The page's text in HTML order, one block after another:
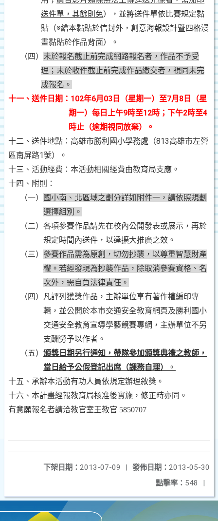
送件單，其餘則免），並將送件單依比賽規定黏
貼（※繪本黏貼於信封外，創意海報設計暨四格漫
畫黏貼於作品背面）。
（四） 未於報名截止前完成網路報名者，作品不予受
理；未於收件截止前完成作品繳交者，視同未完
成報名。
十一、送件日期：102年6月03日（星期一）至7月8日（星
期一）每日上午9時至12時；下午2時至4
時止（逾期視同放棄）。
十二、送件地點：高雄市勝利國小學務處（813高雄市左營
區南屏路1號）。
十三、活動經費：本活動相關經費由教育局支應。
十四、附則：
（一）
國小南、北區域之劃分詳如附件一，請依照規劃
選擇組別。
（二） 各項參賽作品請先在校內公開發表或展示，再於
規定時間內送件，以達擴大推廣之效。
（三） 參賽作品需為原創，切勿抄襲，以尊重智慧財產
權。若經發現為抄襲作品，除取消參賽資格、名
次外，需自負法律責任。
（四） 凡評列獲獎作品，主辦單位享有著作權編印專
輯，並公開於本市交通安全教育網頁及勝利國小
交通安全教育宣導學藝競賽專網，主辦單位不另
支酬勞予以作者。
（五） 頒獎日期另行通知，帶隊參加頒獎典禮之教師，
當日給予公假登記出席（課務自理）
。
十五、承辦本活動有功人員依規定辦理敘獎。
十六、本計畫經報教育局核准後實施，修正時亦同。
有意願報名者請洽教官室王教官 5850707
發佈日期： 2013-05-30
下架日期： 2013-07-09
|
點擊率： 548 |